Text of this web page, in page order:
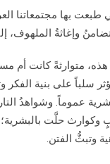
بها مجتمعاتنا
وإغاثةُ
متوارثةً كانت أم
سلباً على بنية الفكر
عموماً. وشواهدُ
وكوارث حلَّت
وتبثُّ الفتن.